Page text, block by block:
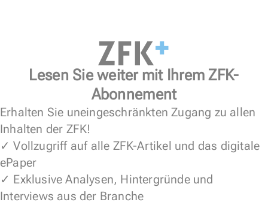
Lesen Sie weiter mit Ihrem ZFK-
Abonnement
Erhalten Sie uneingeschränkten Zugang zu allen
Inhalten der ZFK!
✓ Vollzugriff auf alle ZFK-Artikel und das digitale
ePaper
✓ Exklusive Analysen, Hintergründe und
Interviews aus der Branche